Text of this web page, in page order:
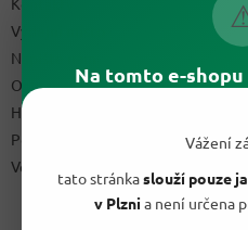
Na tomto e-
Vážení
tato stránkaslouží pouze
v Plznia není určena
Výdejní místo
Napište nám
Ochrana osobních údajů GDPR
Hodnocení obchodu
Podmínky uplatnění práv z
Velkoobchod